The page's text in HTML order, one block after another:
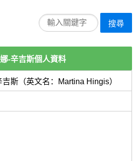
搜尋
-辛吉斯個人資料
斯（英文名：Martina Hingis）